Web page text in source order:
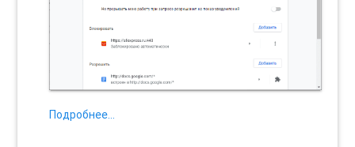
Подробнее…